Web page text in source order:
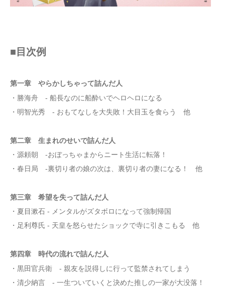
■目次例
第一章 やらかしちゃって詰んだ人
・勝海舟 - 船長なのに船酔いでヘロヘロになる
・明智光秀 - おもてなしを大失敗！大目玉を食らう 他
第二章 生まれのせいで詰んだ人
・源頼朝 -おぼっちゃまからニート生活に転落！
・春日局 -裏切り者の娘の次は、裏切り者の妻になる！ 他
第三章 希望を失って詰んだ人
・夏目漱石 - メンタルがズタボロになって強制帰国
・足利尊氏 - 天皇を怒らせたショックで寺に引きこもる 他
第四章 時代の流れで詰んだ人
・黒田官兵衛 - 親友を説得しに行って監禁されてしまう
・清少納言 - 一生ついていくと決めた推しの一家が大没落！